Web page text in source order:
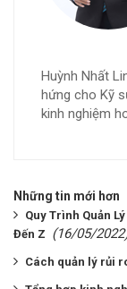
Huỳnh Nhất
hứng cho Kỹ
kinh nghiệm
Những tin mới hơn
Quy Trình Quản
Đến Z (16/05/
Cách quản lý rủi